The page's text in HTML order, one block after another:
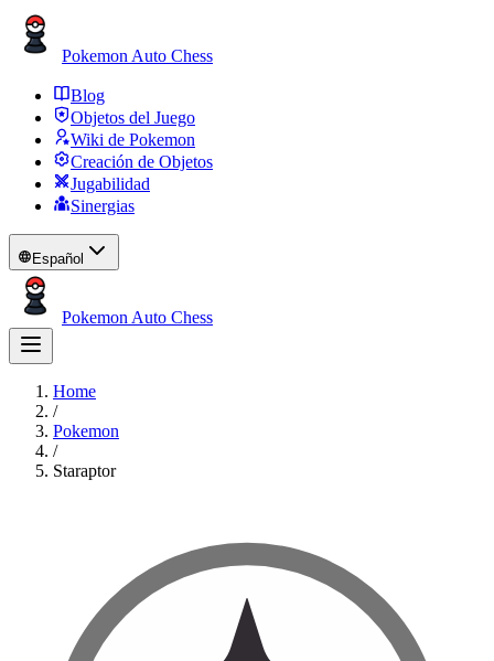
Pokemon Auto Chess
Blog
Objetos del Juego
Wiki de Pokemon
Creación de Objetos
Jugabilidad
Sinergias
Español
Pokemon Auto Chess
Home
/
Pokemon
/
Staraptor